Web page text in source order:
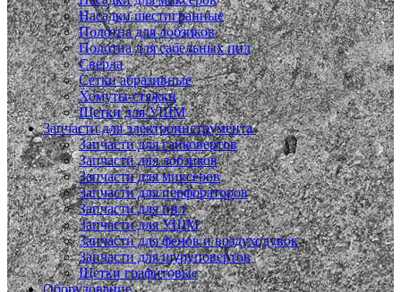
Насадки шестигранные
Полотна для лобзиков
Полотна для сабельных пил
Сверла
Сетки абразивные
Хомуты-стяжки
Щетки для УШМ
Запчасти для электроинструмента
Запчасти для гайковертов
Запчасти для лобзиков
Запчасти для миксеров
Запчасти для перфораторов
Запчасти для пил
Запчасти для УШМ
Запчасти для фенов и воздуходувок
Запчасти для шуруповертов
Щетки графитовые
Оборудование